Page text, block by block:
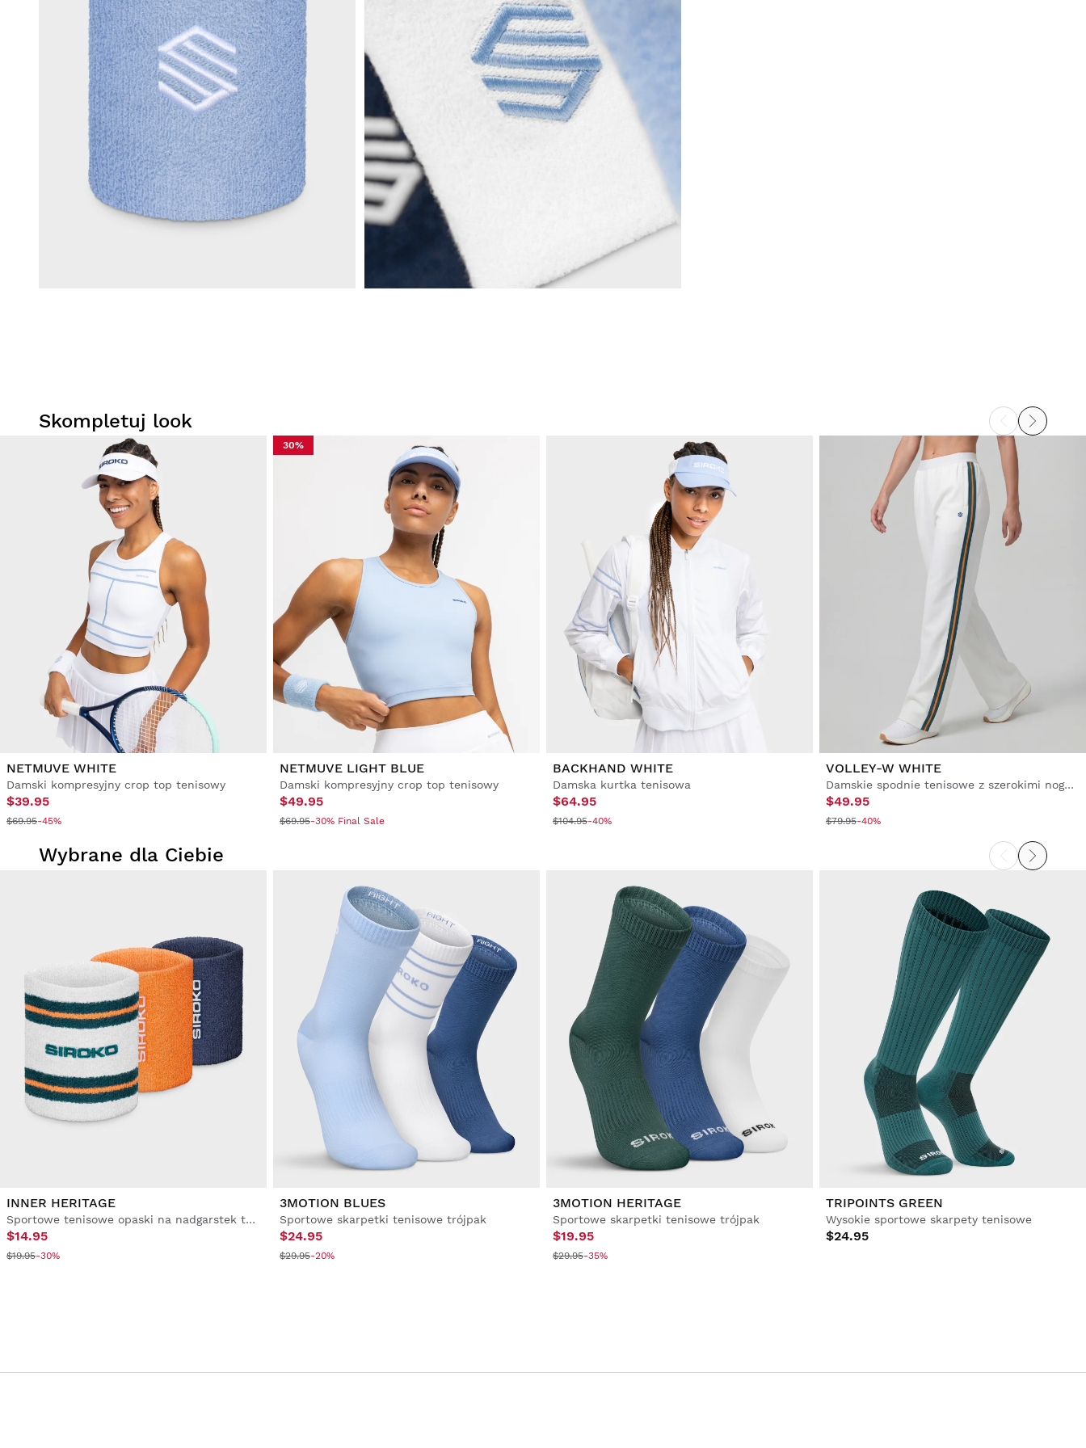
Skompletuj look
NETMUVE WHITE
Damski kompresyjny crop top tenisowy
$39.95
$69.95-45%
30%
NETMUVE LIGHT BLUE
Damski kompresyjny crop top tenisowy
$49.95
$69.95-30% Final Sale
BACKHAND WHITE
Damska kurtka tenisowa
$64.95
$104.95-40%
VOLLEY-W WHITE
Damskie spodnie tenisowe z szerokimi nogawkami
$49.95
$79.95-40%
Wybrane dla Ciebie
INNER HERITAGE
Sportowe tenisowe opaski na nadgarstek trójpak
$14.95
$19.95-30%
3MOTION BLUES
Sportowe skarpetki tenisowe trójpak
$24.95
$29.95-20%
3MOTION HERITAGE
Sportowe skarpetki tenisowe trójpak
$19.95
$29.95-35%
TRIPOINTS GREEN
Wysokie sportowe skarpety tenisowe
$24.95